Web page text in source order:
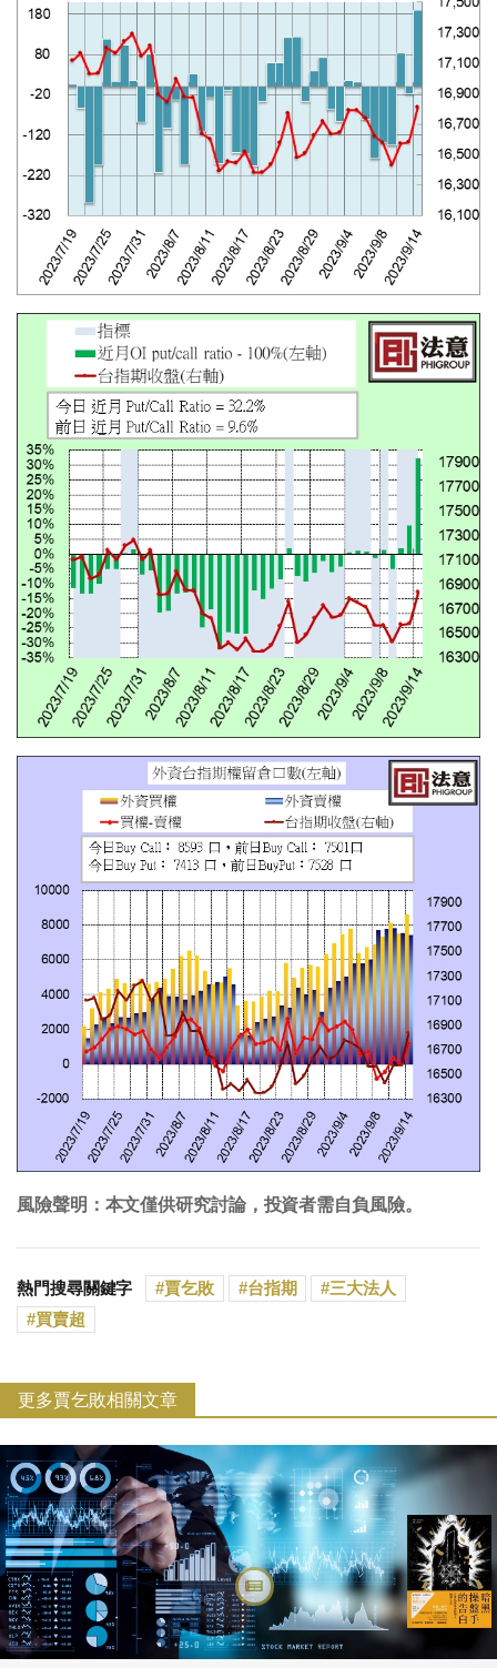
風險聲明：本文僅供研究討論，投資者需自負風險。
熱門搜尋關鍵字 賈乞敗 台指期
三大法人
買賣超
更多賈乞敗相關文章